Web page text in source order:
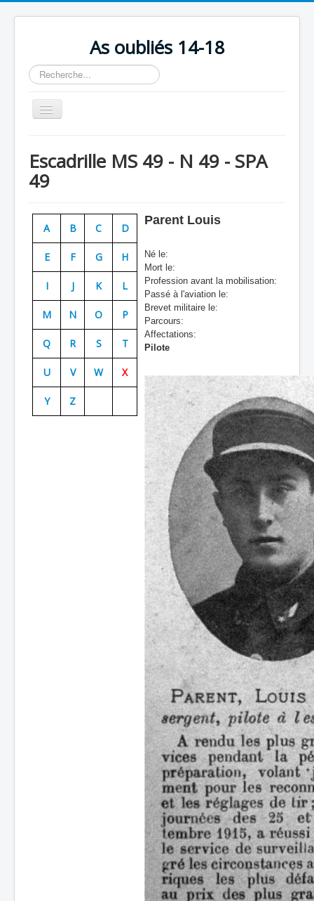
As oubliés 14-18
Rechercher
Basculer
la
Chronologie
Escadrilles
Organisation
Avions
Personnels
Formation
Doctrines
Les As
Escadrille MS 49 - N 49 - SPA
49
A B C D
E F G H
I J K L
M N O P
Q R S T
U V W X
Y Z
Parent Louis
Né le:
Mort le:
Profession avant la mobilisation:
Passé à l'aviation le:
Brevet militaire le:
Parcours:
Affectations:
Pilote